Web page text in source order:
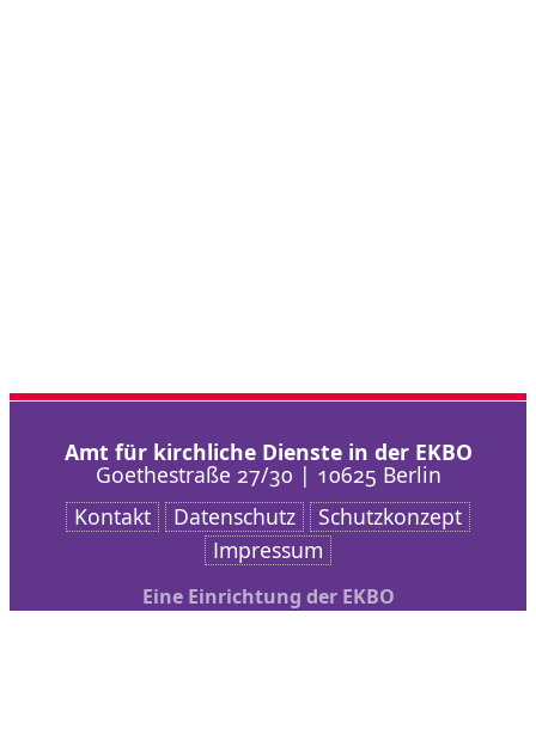
Amt für kirchliche Dienste in der EKBO
Goethestraße 27/30 | 10625 Berlin
Kontakt
Datenschutz
Schutzkonzept
Impressum
Eine Einrichtung der EKBO